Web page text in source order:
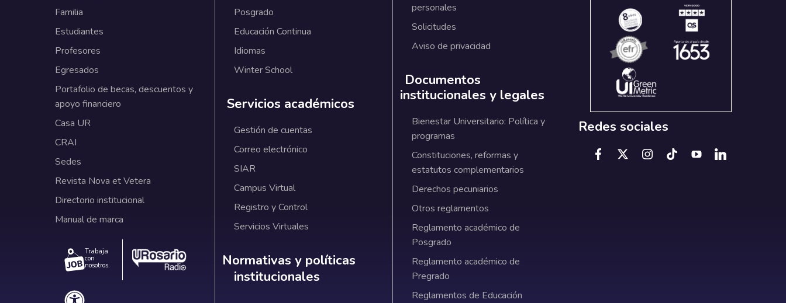
Familia
Estudiantes
Profesores
Egresados
Portafolio de becas, descuentos y
apoyo financiero
Casa UR
CRAI
Sedes
Revista Nova et Vetera
Directorio institucional
Manual de marca
Trabaja
con
nosotros.
Posgrado
Educación Continua
Idiomas
Winter School
Servicios académicos
Gestión de cuentas
Correo electrónico
SIAR
Campus Virtual
Registro y Control
Servicios Virtuales
Normativas y políticas institucionales
Normativas y políticas
institucionales
personales
Solicitudes
Aviso de privacidad
Documentos
institucionales y legales
Bienestar Universitario: Política y
programas
Constituciones, reformas y
estatutos complementarios
Derechos pecuniarios
Otros reglamentos
Reglamento académico de
Posgrado
Reglamento académico de
Pregrado
Reglamentos de Educación
Redes sociales